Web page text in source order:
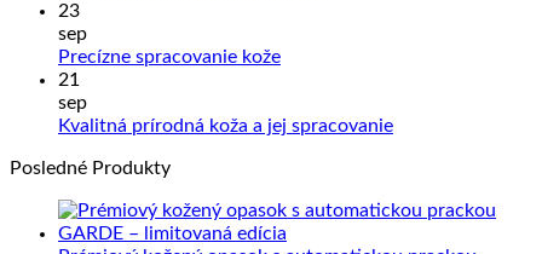
o
23
sep
Precízne spracovanie kožeŽiadne
Precízne
21
sep
Kvalitná prírodná koža a jej spracovanieŽiadne
prírodná
Posledné Produkty